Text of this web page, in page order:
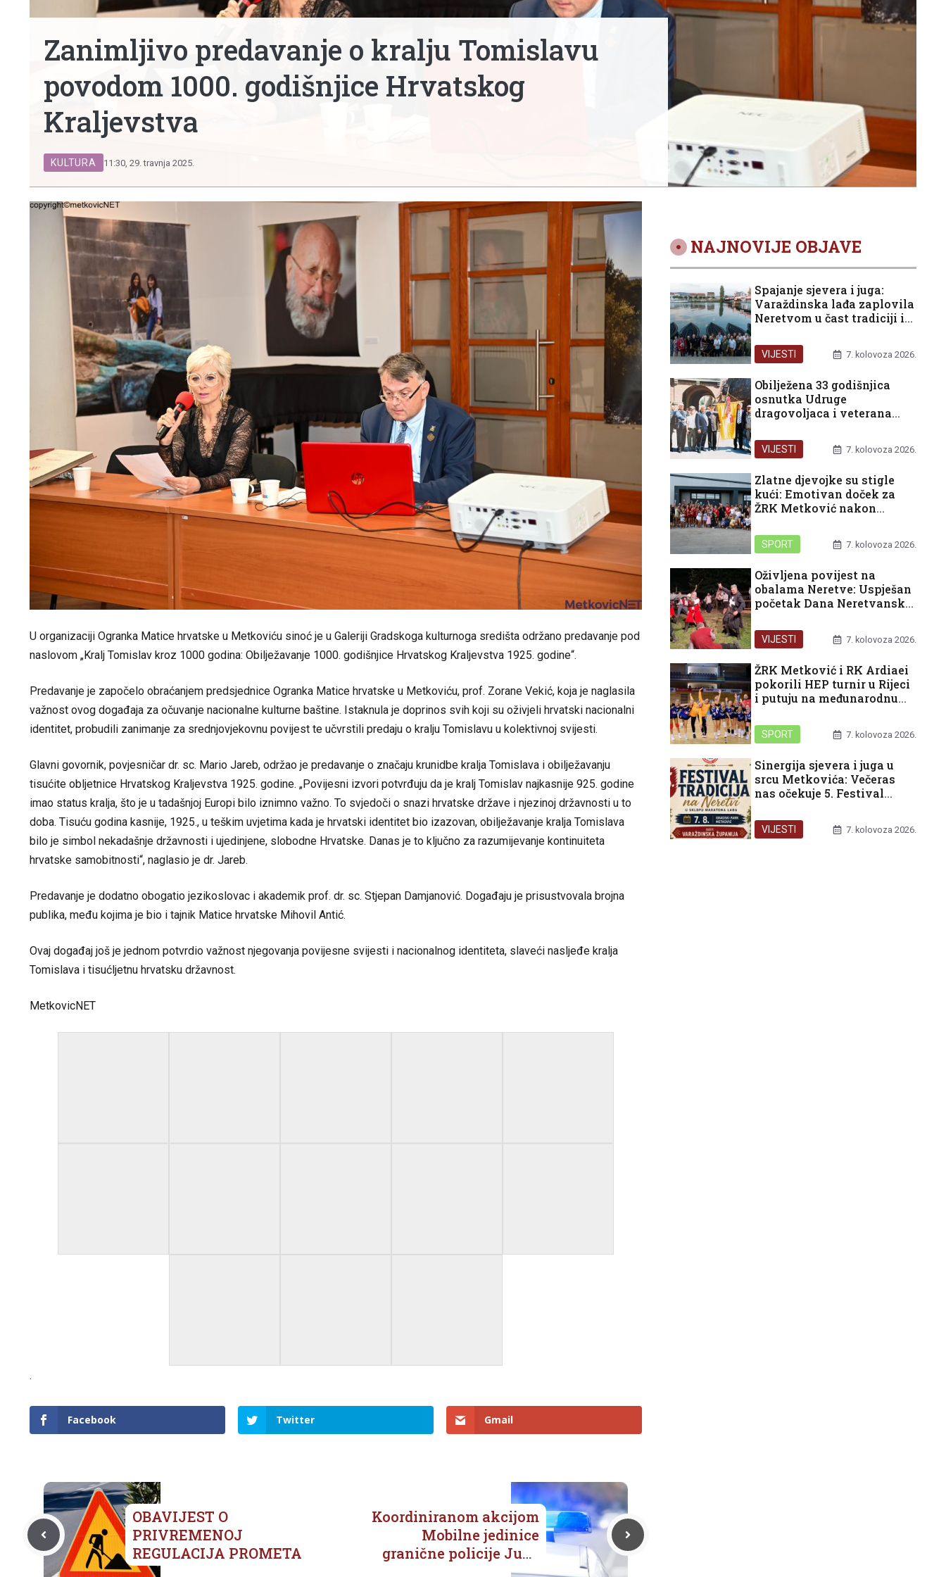
Zanimljivo predavanje o kralju Tomislavu
povodom 1000. godišnjice Hrvatskog
Kraljevstva
KULTURA 11:30, 29. travnja 2025.
U organizaciji Ogranka Matice hrvatske u Metkoviću sinoć je u Galeriji Gradskoga kulturnoga središta održano predavanje pod
naslovom „Kralj Tomislav kroz 1000 godina: Obilježavanje 1000. godišnjice Hrvatskog Kraljevstva 1925. godine“.
Predavanje je započelo obraćanjem predsjednice Ogranka Matice hrvatske u Metkoviću, prof. Zorane Vekić, koja je naglasila
važnost ovog događaja za očuvanje nacionalne kulturne baštine. Istaknula je doprinos svih koji su oživjeli hrvatski nacionalni
identitet, probudili zanimanje za srednjovjekovnu povijest te učvrstili predaju o kralju Tomislavu u kolektivnoj svijesti.
Glavni govornik, povjesničar dr. sc. Mario Jareb, održao je predavanje o značaju krunidbe kralja Tomislava i obilježavanju
tisućite obljetnice Hrvatskog Kraljevstva 1925. godine. „Povijesni izvori potvrđuju da je kralj Tomislav najkasnije 925. godine
imao status kralja, što je u tadašnjoj Europi bilo iznimno važno. To svjedoči o snazi hrvatske države i njezinoj državnosti u to
doba. Tisuću godina kasnije, 1925., u teškim uvjetima kada je hrvatski identitet bio izazovan, obilježavanje kralja Tomislava
bilo je simbol nekadašnje državnosti i ujedinjene, slobodne Hrvatske. Danas je to ključno za razumijevanje kontinuiteta
hrvatske samobitnosti“, naglasio je dr. Jareb.
Predavanje je dodatno obogatio jezikoslovac i akademik prof. dr. sc. Stjepan Damjanović. Događaju je prisustvovala brojna
publika, među kojima je bio i tajnik Matice hrvatske Mihovil Antić.
Ovaj događaj još je jednom potvrdio važnost njegovanja povijesne svijesti i nacionalnog identiteta, slaveći nasljeđe kralja
Tomislava i tisućljetnu hrvatsku državnost.
MetkovicNET
.
Facebook Twitter Gmail
OBAVIJEST O
PRIVREMENOJ
REGULACIJA PROMETA
Koordiniranom akcijom
Mobilne jedinice
granične policije Jug i
PP Metković
NAJNOVIJE OBJAVE
Spajanje sjevera i juga:
Varaždinska lađa zaplovila
Neretvom u čast tradiciji i
VIJESTI 7. kolovoza 2026.
Obilježena 33 godišnjica
osnutka Udruge
dragovoljaca i veterana
Republike Hrvatske u
organizaciji Podružnice
županije
VIJESTI 7. kolovoza 2026.
Zlatne djevojke su stigle
kući: Emotivan doček za
ŽRK Metković nakon
Rijeci
SPORT 7. kolovoza 2026.
Oživljena povijest na
obalama Neretve: Uspješan
početak Dana Neretvanske
pred nama
VIJESTI 7. kolovoza 2026.
ŽRK Metković i RK Ardiaei
pokorili HEP turnir u Rijeci
i putuju na međunarodnu
SPORT 7. kolovoza 2026.
Sinergija sjevera i juga u
srcu Metkovića: Večeras
nas očekuje 5. Festival
VIJESTI 7. kolovoza 2026.